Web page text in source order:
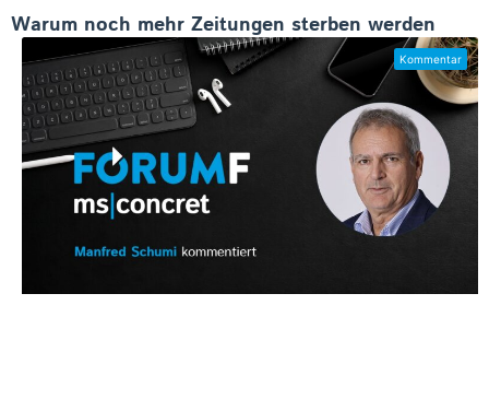
Warum noch mehr Zeitungen sterben werden